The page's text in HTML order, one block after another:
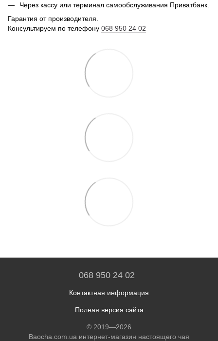
Через кассу или терминал самообслуживания Приватбанк.
Гарантия от производителя.
Консультируем по телефону 068 950 24 02
068 950 24 02
Контактная информация
Полная версия сайта
© 2019—2026
Baocha.com.ua интернет-магазин настоящего чая